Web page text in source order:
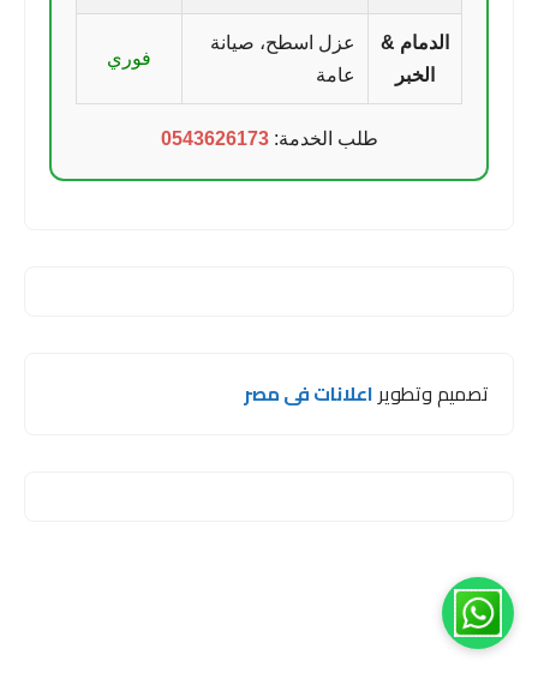
الدمام &
الخبر
عزل اسطح، صيانة
عامة
فوري
طلب الخدمة:0543626173
تصميم وتطويراعلانات فى مصر